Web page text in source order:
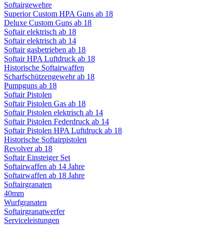
Softairgewehre
Superior Custom HPA Guns ab 18
Deluxe Custom Guns ab 18
Softair elektrisch ab 18
Softair elektrisch ab 14
Softair gasbetrieben ab 18
Softair HPA Luftdruck ab 18
Historische Softairwaffen
Scharfschützengewehr ab 18
Pumpguns ab 18
Softair Pistolen
Softair Pistolen Gas ab 18
Softair Pistolen elektrisch ab 14
Softair Pistolen Federdruck ab 14
Softair Pistolen HPA Luftdruck ab 18
Historische Softairpistolen
Revolver ab 18
Softair Einsteiger Set
Softairwaffen ab 14 Jahre
Softairwaffen ab 18 Jahre
Softairgranaten
40mm
Wurfgranaten
Softairgranatwerfer
Serviceleistungen